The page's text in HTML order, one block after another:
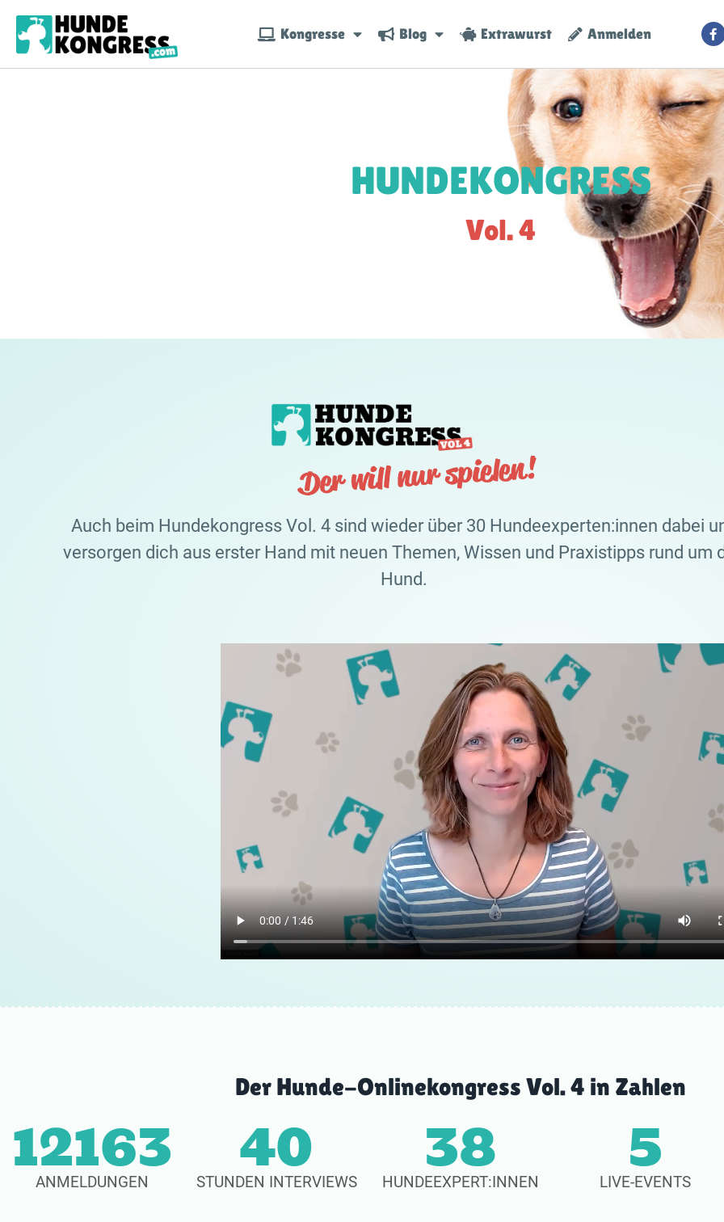
Kongresse Blog Extrawurst Anmelden
HUNDEKONGRESS
Vol. 4
Auch beim Hundekongress Vol. 4 sind wieder über 30 Hundeexperten:innen dabei
versorgen dich aus erster Hand mit neuen Themen, Wissen und Praxistipps rund um
Hund.
Der Hunde-Onlinekongress Vol. 4 in Zahlen
ANMELDUNGEN
19628 STUNDEN INTERVIEWS
40 HUNDEEXPERT:INNEN
38 LIVE-EVENTS
5